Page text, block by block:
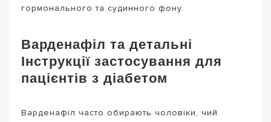
гормонального та судинного фону.
Варденафіл та детальні
Інструкції застосування для
пацієнтів з діабетом
Варденафіл часто обирають чоловіки, чий